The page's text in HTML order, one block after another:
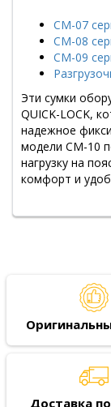
СМ-07
СМ-08
СМ-09
Эти сумки
QUICK-LOCK,
надежное
модели СМ-10
нагрузку на
комфорт и
Доставка